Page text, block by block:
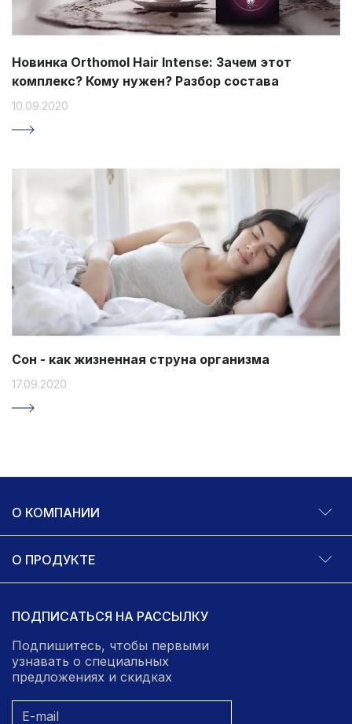
Новинка Orthomol Hair Intense: Зачем этот
комплекс? Кому нужен? Разбор состава
10.09.2020
Сон - как жизненная струна организма
17.09.2020
О КОМПАНИИ
О ПРОДУКТЕ
ПОДПИСАТЬСЯ НА РАССЫЛКУ
Подпишитесь, чтобы первыми
узнавать о специальных
предложениях и скидках